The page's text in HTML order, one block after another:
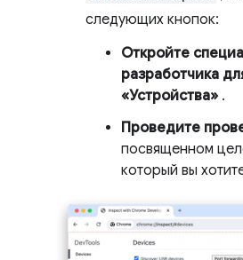
следующих кнопок:
Откройте
разработчика
«Устройства» .
Проведите
посвященном
который вы